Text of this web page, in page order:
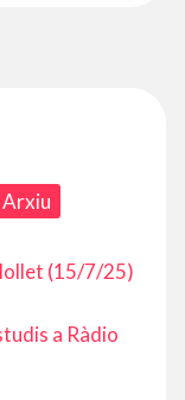
Arxiu
(15/7/25)
a Ràdio